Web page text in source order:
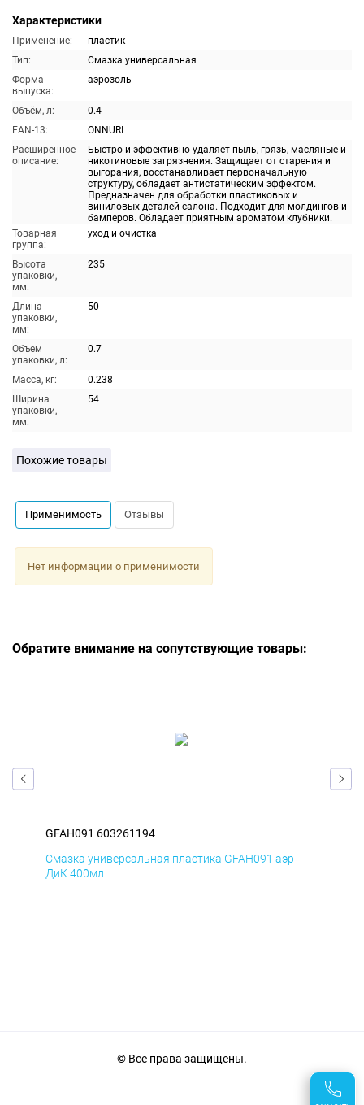
Характеристики
Применение:
пластик
Тип:
Смазка универсальная
Форма
выпуска:
аэрозоль
Объём, л:
0.4
EAN-13:
ONNURI
Расширенное
описание:
Быстро и эффективно удаляет пыль, грязь, масляные и
никотиновые загрязнения. Защищает от старения и
выгорания, восстанавливает первоначальную
структуру, обладает антистатическим эффектом.
Предназначен для обработки пластиковых и
виниловых деталей салона. Подходит для молдингов и
бамперов. Обладает приятным ароматом клубники.
Товарная
группа:
уход и очистка
Высота
упаковки,
мм:
235
Длина
упаковки,
мм:
50
Объем
упаковки, л:
0.7
Масса, кг:
0.238
Ширина
упаковки,
мм:
54
Похожие товары
Применимость Отзывы
Нет информации о применимости
Обратите внимание на сопутствующие товары:
GFAH091 603261194
Смазка универсальная пластика GFAH091 аэр
ДиК 400мл
© Все права защищены.